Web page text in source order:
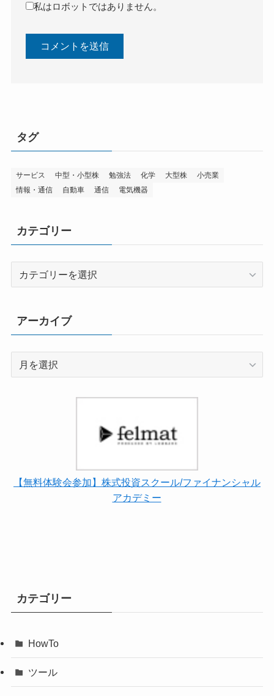
私はロボットではありません。
タグ
サービス 中型・小型株 勉強法 化学 大型株
小売業
情報・通信
自動車 通信 電気機器
カテゴリー
リ
ー
アーカイブ
【無料体験会参加】株式投資スクール/ファイナンシャル
アカデミー
カテゴリー
HowTo
ツール